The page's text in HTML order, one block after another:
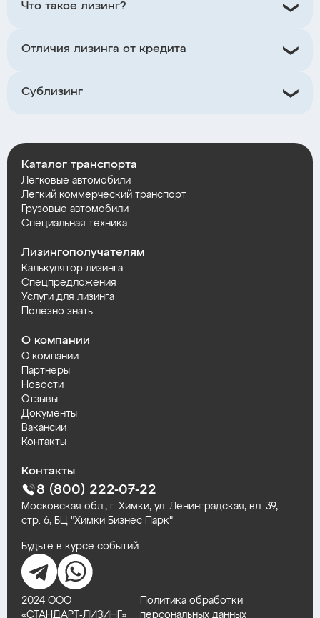
Что такое лизинг?
Отличия лизинга от кредита
Сублизинг
Каталог транспорта
Легковые автомобили
Легкий коммерческий транспорт
Грузовые автомобили
Специальная техника
Лизингополучателям
Калькулятор лизинга
Спецпредложения
Услуги для лизинга
Полезно знать
О компании
О компании
Партнеры
Новости
Отзывы
Документы
Вакансии
Контакты
Контакты
8 (800) 222-07-22
Московская обл., г. Химки, ул. Ленинградская, вл. 39,
стр. 6, БЦ "Химки Бизнес Парк"
Будьте в курсе событий:
2024 ООО
«СТАНДАРТ‑ЛИЗИНГ»
Политика обработки
персональных данных